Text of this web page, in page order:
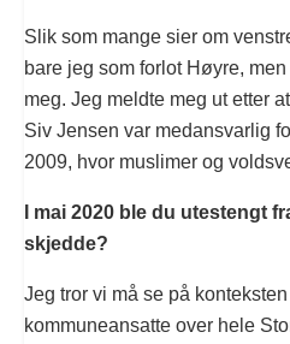
Slik som mange sier om
bare jeg som forlot Høyre,
meg. Jeg meldte meg ut etter
Siv Jensen var medansvarlig
2009, hvor muslimer og
I mai 2020 ble du utestengt
skjedde?
Jeg tror vi må se på
kommuneansatte over hele